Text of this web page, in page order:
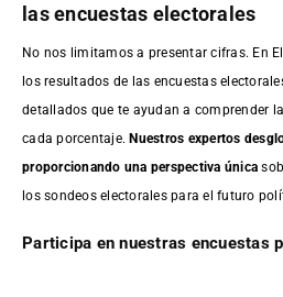
las encuestas electorales
No nos limitamos a presentar cifras. En
los resultados de las encuestas
detallados que te ayudan a comprender
cada porcentaje.Nuestros expertos
proporcionando una perspectiva única
los sondeos electorales para el futuro
Participa en nuestras encuestas